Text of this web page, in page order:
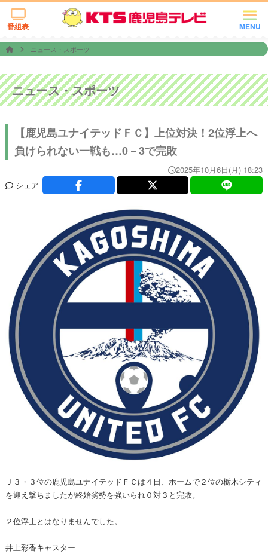
MENU
番組表
ニュース・スポーツ
ニュース・スポーツ
【鹿児島ユナイテッドＦＣ】上位対決！2位浮上へ
負けられない一戦も…0－3で完敗
2025年10月6日(月) 18:23
シェア
Ｊ３・３位の鹿児島ユナイテッドＦＣは４日、ホームで２位の栃木シティ
を迎え撃ちましたが終始劣勢を強いられ０対３と完敗。
２位浮上とはなりませんでした。
井上彩香キャスター